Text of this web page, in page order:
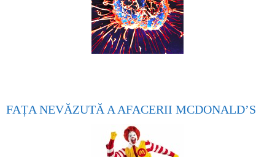
FAȚA NEVĂZUTĂ A AFACERII MCDONALD’S